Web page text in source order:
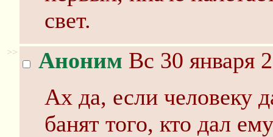
свет.
>> Аноним Вс 30 января
Ах да, если человеку
банят того, кто дал